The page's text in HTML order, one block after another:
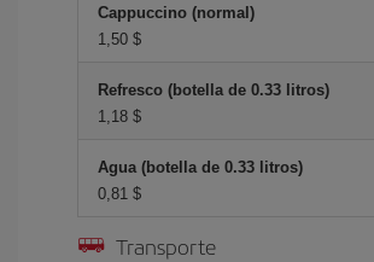
Cappuccino (normal)
1,50 $
Refresco (botella de 0.33 litros)
1,18 $
Agua (botella de 0.33 litros)
0,81 $
Transporte